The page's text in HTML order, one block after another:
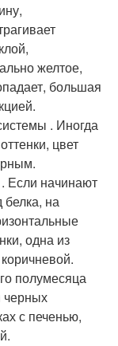
желтое,
большая
. Иногда
цвет
Если начинают
на
одна из
полумесяца
черных
с печенью,